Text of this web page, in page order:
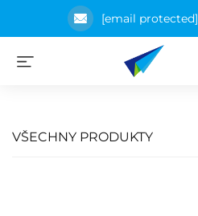
[email protected]
VŠECHNY PRODUKTY